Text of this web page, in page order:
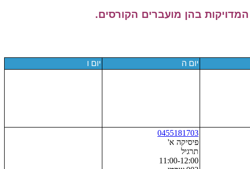
בהן מועברים הקורסים.
יום ה
יום ו
0455181703
פיסיקה א'
תרגיל
11:00-12:00